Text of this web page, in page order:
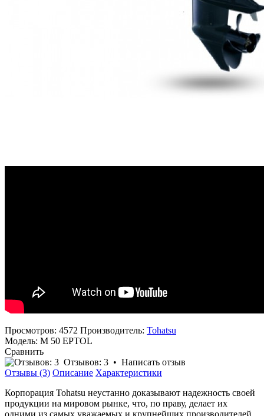
Просмотров: 4572 Производитель: Tohatsu
Модель: M 50 EPTOL
Сравнить
Отзывов: 3 • Написать отзыв
Отзывы (3) Описание Характеристики
Корпорация Tohatsu неустанно доказывают надежность своей
продукции на мировом рынке, что, по праву, делает их
одними из самых уважаемых и крупнейших производителей